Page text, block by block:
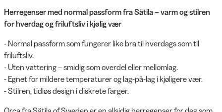
Herregenser med normal passform fra Sätila – varm og stilren
for hverdag og friluftsliv i kjølig vær
- Normal passform som fungerer like bra til hverdags som til
friluftsliv.
- Uten vattering – smidig som overdel eller mellomlag.
- Egnet for mildere temperaturer og lag-på-lag i kjøligere vær.
- Stilren, tidløs design i diskrete farger.